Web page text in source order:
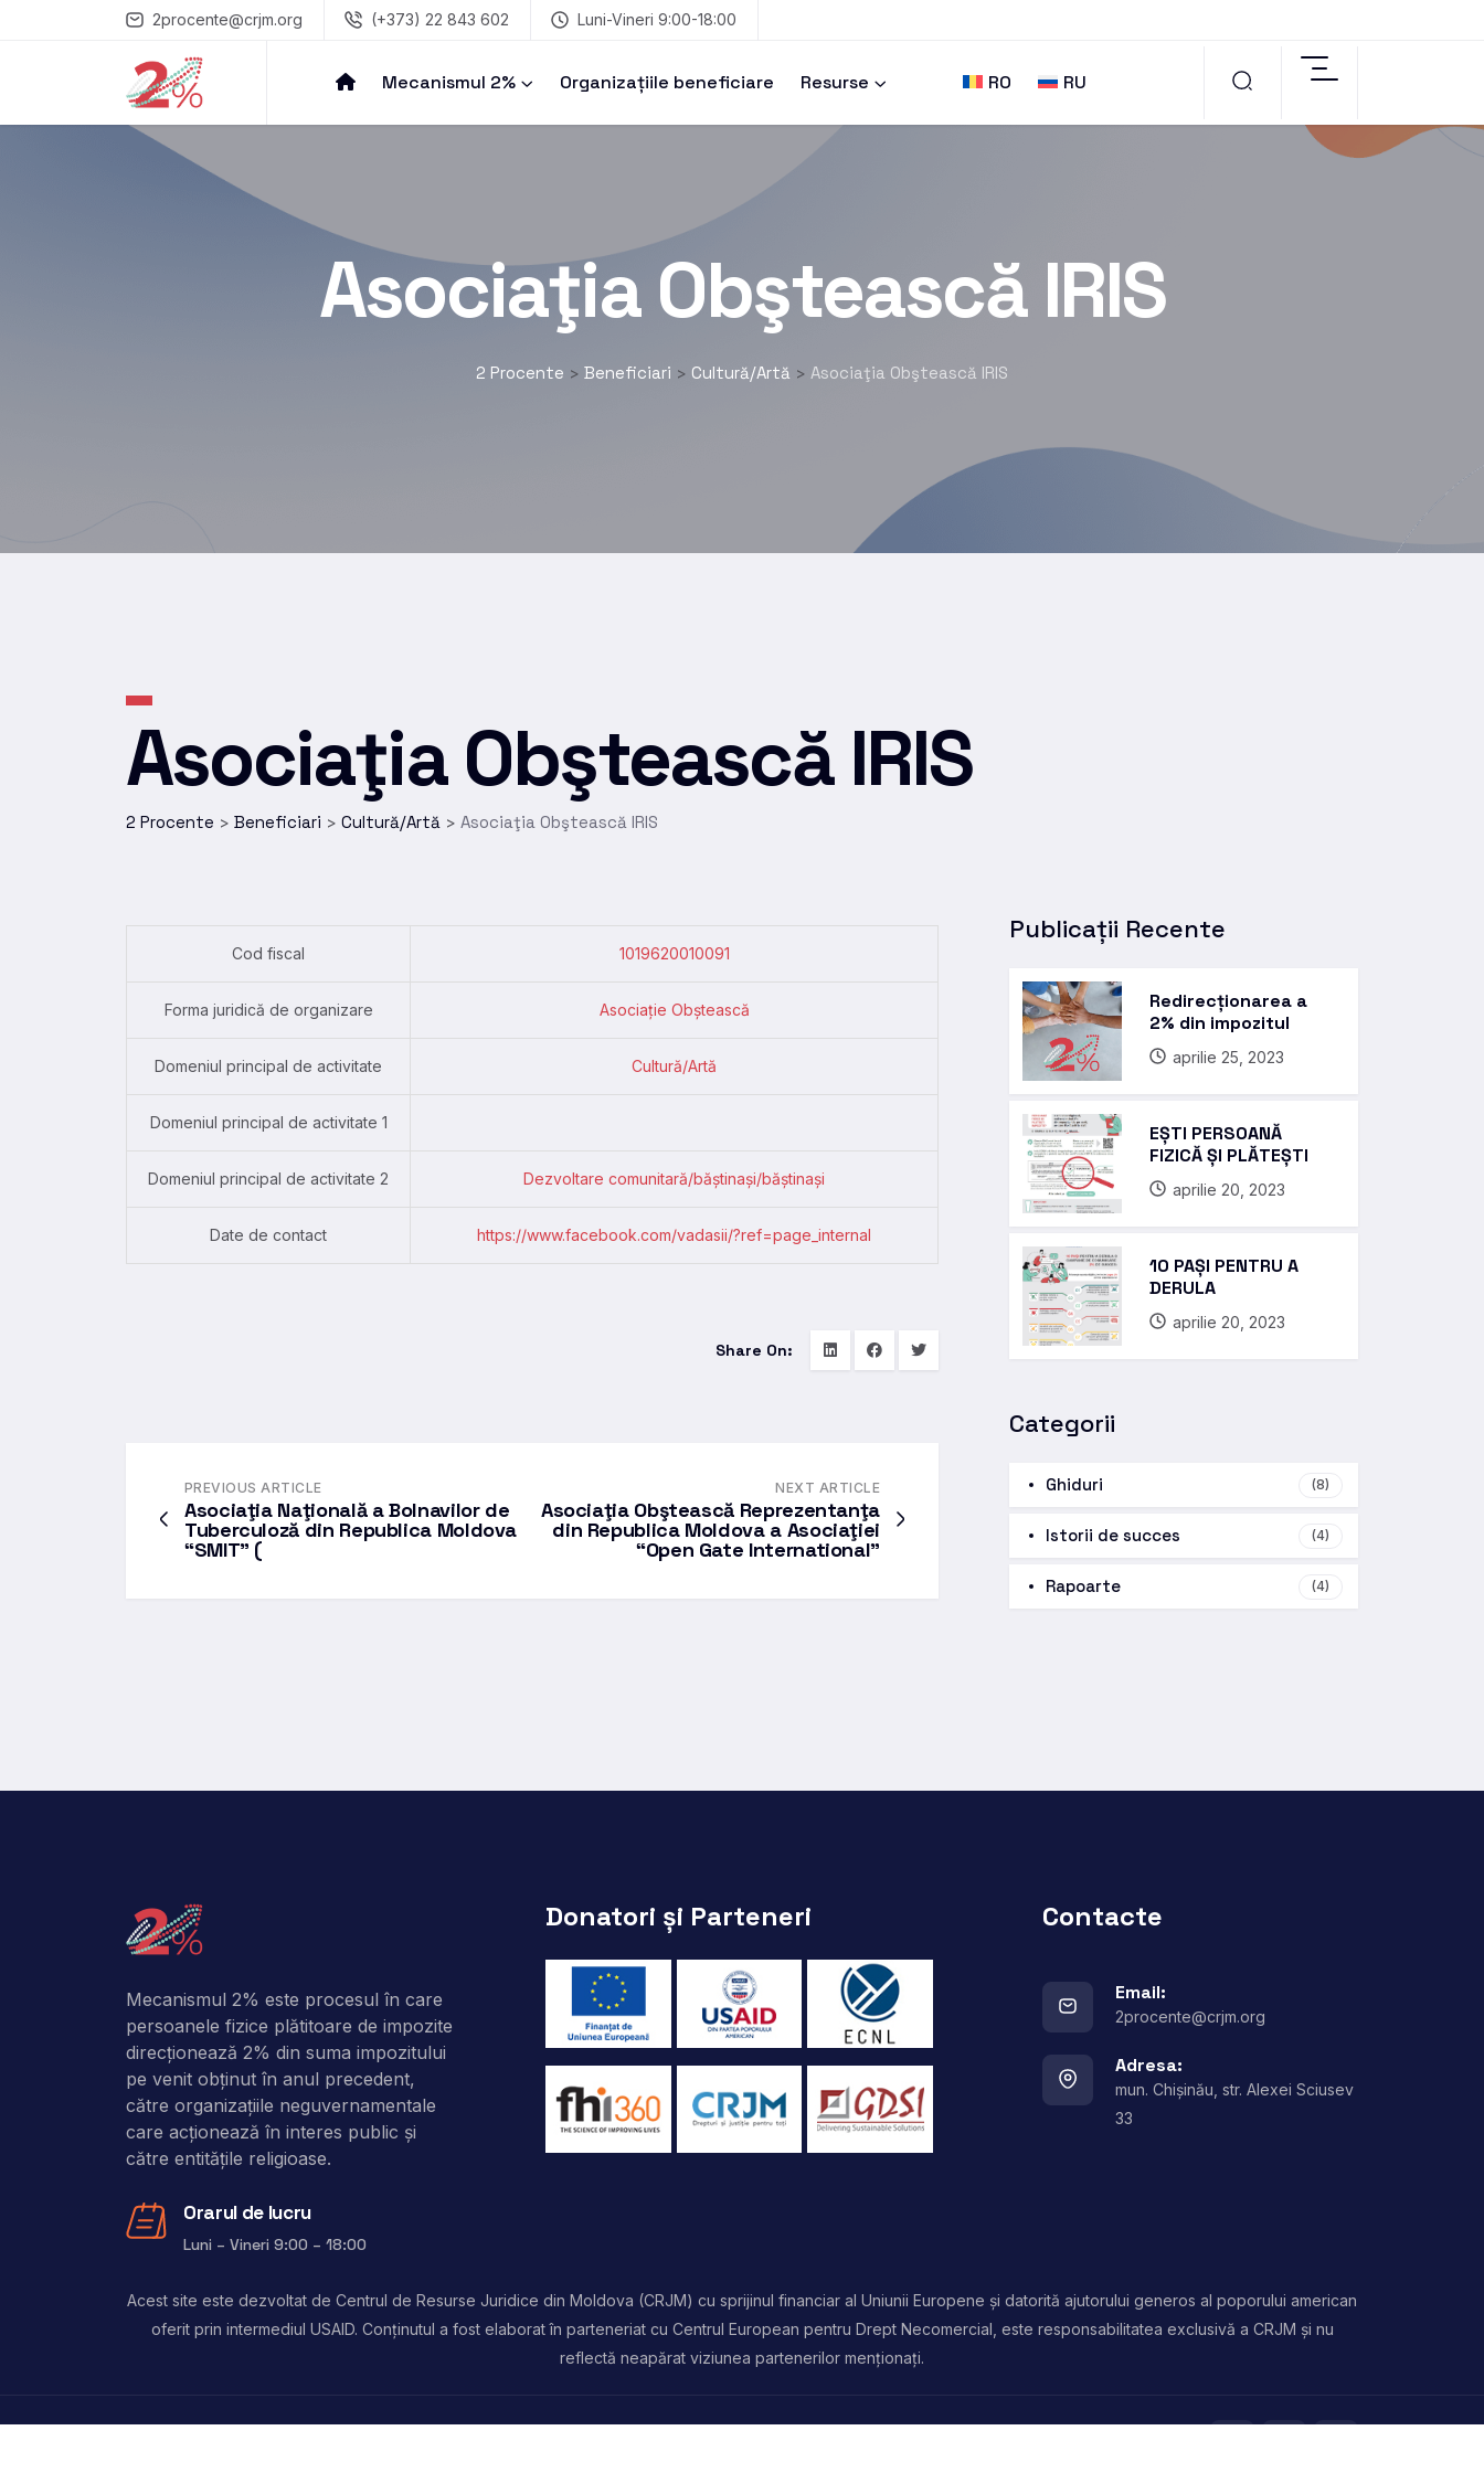
2procente@crjm.org (+373) 22 843 602 Luni-Vineri 9:00-18:00
Mecanismul 2% Organizațiile beneficiare Resurse RO RU
Asociaţia Obştească IRIS
2 Procente > Beneficiari > Cultură/Artă > Asociaţia Obştească IRIS
Asociaţia Obştească IRIS
2 Procente > Beneficiari > Cultură/Artă > Asociaţia Obştească IRIS
Cod fiscal 1019620010091
Forma juridică de organizare Asociație Obștească
Domeniul principal de activitate Cultură/Artă
Domeniul principal de activitate 1
Domeniul principal de activitate 2 Dezvoltare comunitară/băștinași/băștinași
Date de contact https://www.facebook.com/vadasii/?ref=page_internal
Share On:
PREVIOUS ARTICLE
Asociaţia Naţională a Bolnavilor de
Tuberculoză din Republica Moldova
“SMIT” (
NEXT ARTICLE
Asociaţia Obştească Reprezentanţa
din Republica Moldova a Asociaţiei
“Open Gate International”
Publicații Recente
Redirecționarea a
2% din impozitul
aprilie 25, 2023
EȘTI PERSOANĂ
FIZICĂ ȘI PLĂTEȘTI
aprilie 20, 2023
10 PAȘI PENTRU A
DERULA
aprilie 20, 2023
Categorii
Ghiduri (8)
Istorii de succes (4)
Rapoarte (4)
Mecanismul 2% este procesul în care
persoanele fizice plătitoare de impozite
direcţionează 2% din suma impozitului
pe venit obţinut în anul precedent,
către organizaţiile neguvernamentale
care acţionează în interes public şi
către entitățile religioase.
Orarul de lucru
Luni – Vineri 9:00 – 18:00
Donatori și Parteneri Contacte
Email:
2procente@crjm.org
Adresa:
mun. Chișinău, str. Alexei Sciusev
33
Acest site este dezvoltat de Centrul de Resurse Juridice din Moldova (CRJM) cu sprijinul financiar al Uniunii Europene și datorită ajutorului generos al poporului american
oferit prin intermediul USAID. Conținutul a fost elaborat în parteneriat cu Centrul European pentru Drept Necomercial, este responsabilitatea exclusivă a CRJM și nu
reflectă neapărat viziunea partenerilor menționați.